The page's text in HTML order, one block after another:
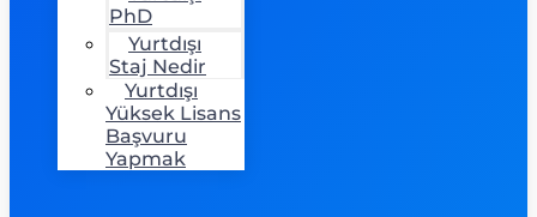
PhD
Yurtdışı
Staj Nedir
Yurtdışı
Yüksek Lisans
Başvuru
Yapmak